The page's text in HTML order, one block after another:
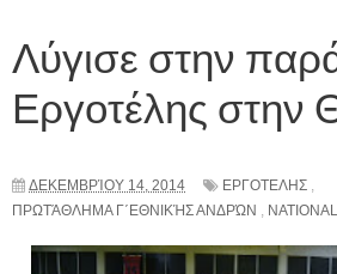
Λύγισε στην
Εργοτέλης στην
ΔΕΚΕΜΒΡΊΟΥ 14, 2014 ΕΡΓΟΤΕΛΗΣ ,
ΠΡΩΤΆΘΛΗΜΑ Γ΄ΕΘΝΙΚΉΣ ΑΝΔΡΏΝ , NATIONAL